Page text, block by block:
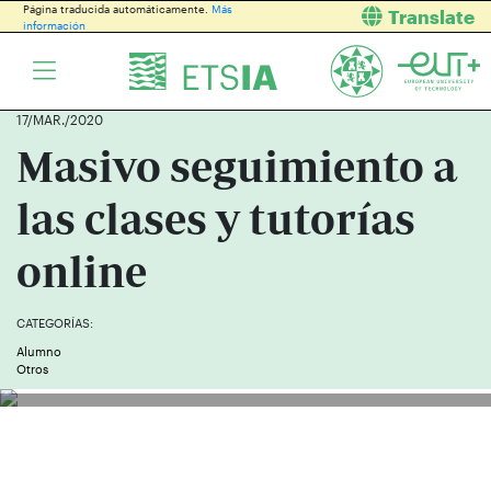
Página traducida automáticamente. Más
información
Translate
17/MAR./2020
Masivo seguimiento a
las clases y tutorías
online
CATEGORÍAS:
Alumno
Otros